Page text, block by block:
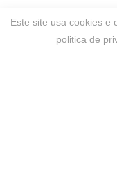
Este site usa cookies e
politica de